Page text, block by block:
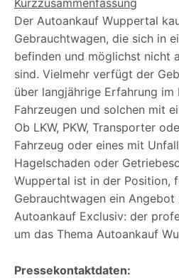
Der Autoankauf Wuppertal
Gebrauchtwagen, die sich in
befinden und möglichst nicht
sind. Vielmehr verfügt der
über langjährige Erfahrung im
Fahrzeugen und solchen mit
Ob LKW, PKW, Transporter
Fahrzeug oder eines mit
Hagelschaden oder
Wuppertal ist in der Position,
Gebrauchtwagen ein
Autoankauf Exclusiv: der
um das Thema Autoankauf
Pressekontaktdaten: